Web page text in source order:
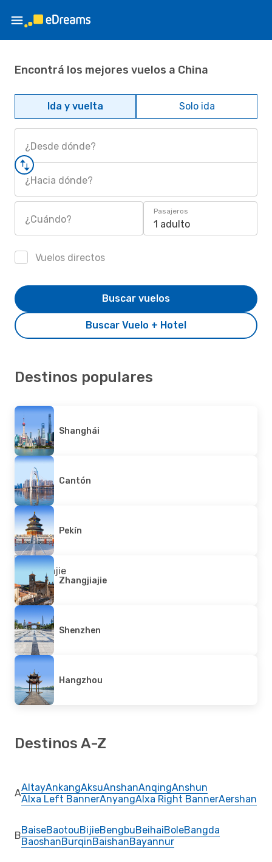
Encontrá los mejores vuelos a China
Ida y vuelta Solo ida
¿Desde dónde?
¿Hacia dónde?
¿Cuándo?
Pasajeros
1 adulto
Vuelos directos
Buscar Vuelo + Hotel
Buscar vuelos
Destinos populares
Shanghái
Cantón
Pekín
Zhangjiajie
Shenzhen
Hangzhou
Destinos A-Z
AAltayAnkangAksuAnshanAnqingAnshun
Alxa Left BannerAnyangAlxa Right BannerAershan
BBaiseBaotouBijieBengbuBeihaiBoleBangda
BaoshanBurqinBaishanBayannur